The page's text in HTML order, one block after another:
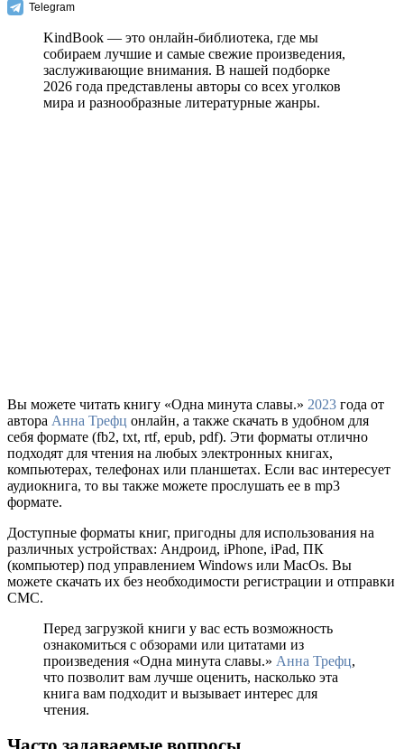
Telegram
KindBook — это онлайн-библиотека, где мы
собираем лучшие и самые свежие произведения,
заслуживающие внимания. В нашей подборке
2026 года представлены авторы со всех уголков
мира и разнообразные литературные жанры.
Вы можете читать книгу «Одна минута славы.» 2023 года от
автора Анна Трефц онлайн, а также скачать в удобном для
себя формате (fb2, txt, rtf, epub, pdf). Эти форматы отлично
подходят для чтения на любых электронных книгах,
компьютерах, телефонах или планшетах. Если вас интересует
аудиокнига, то вы также можете прослушать ее в mp3
формате.
Доступные форматы книг, пригодны для использования на
различных устройствах: Андроид, iPhone, iPad, ПК
(компьютер) под управлением Windows или MacOs. Вы
можете скачать их без необходимости регистрации и отправки
СМС.
Перед загрузкой книги у вас есть возможность
ознакомиться с обзорами или цитатами из
произведения «Одна минута славы.» Анна Трефц,
что позволит вам лучше оценить, насколько эта
книга вам подходит и вызывает интерес для
чтения.
Часто задаваемые вопросы